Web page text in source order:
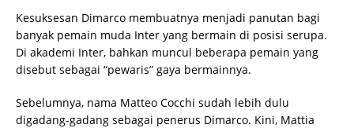
Kesuksesan Dimarco membuatnya menjadi panutan bagi
banyak pemain muda Inter yang bermain di posisi serupa.
Di akademi Inter, bahkan muncul beberapa pemain yang
disebut sebagai “pewaris” gaya bermainnya.
Sebelumnya, nama Matteo Cocchi sudah lebih dulu
digadang-gadang sebagai penerus Dimarco. Kini, Mattia